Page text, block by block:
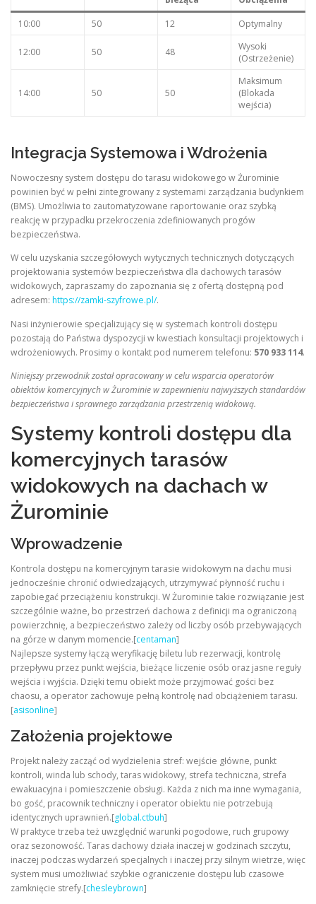
10:00
50 12 Optymalny
12:00 50 48
Wysoki
(Ostrzeżenie)
14:00 50 50
Maksimum
(Blokada
wejścia)
Integracja Systemowa i Wdrożenia
Nowoczesny system dostępu do tarasu widokowego w Żurominie
powinien być w pełni zintegrowany z systemami zarządzania budynkiem
(BMS). Umożliwia to zautomatyzowane raportowanie oraz szybką
reakcję w przypadku przekroczenia zdefiniowanych progów
bezpieczeństwa.
W celu uzyskania szczegółowych wytycznych technicznych dotyczących
projektowania systemów bezpieczeństwa dla dachowych tarasów
widokowych, zapraszamy do zapoznania się z ofertą dostępną pod
adresem: https://zamki-szyfrowe.pl/.
Nasi inżynierowie specjalizujący się w systemach kontroli dostępu
pozostają do Państwa dyspozycji w kwestiach konsultacji projektowych i
wdrożeniowych. Prosimy o kontakt pod numerem telefonu: 570 933 114.
Niniejszy przewodnik został opracowany w celu wsparcia operatorów
obiektów komercyjnych w Żurominie w zapewnieniu najwyższych standardów
bezpieczeństwa i sprawnego zarządzania przestrzenią widokową.
Systemy kontroli dostępu dla
komercyjnych tarasów
widokowych na dachach w
Żurominie
Wprowadzenie
Kontrola dostępu na komercyjnym tarasie widokowym na dachu musi
jednocześnie chronić odwiedzających, utrzymywać płynność ruchu i
zapobiegać przeciążeniu konstrukcji. W Żurominie takie rozwiązanie jest
szczególnie ważne, bo przestrzeń dachowa z definicji ma ograniczoną
powierzchnię, a bezpieczeństwo zależy od liczby osób przebywających
na górze w danym momencie.[centaman]
Najlepsze systemy łączą weryfikację biletu lub rezerwacji, kontrolę
przepływu przez punkt wejścia, bieżące liczenie osób oraz jasne reguły
wejścia i wyjścia. Dzięki temu obiekt może przyjmować gości bez
chaosu, a operator zachowuje pełną kontrolę nad obciążeniem tarasu.
[asisonline]
Założenia projektowe
Projekt należy zacząć od wydzielenia stref: wejście główne, punkt
kontroli, winda lub schody, taras widokowy, strefa techniczna, strefa
ewakuacyjna i pomieszczenie obsługi. Każda z nich ma inne wymagania,
bo gość, pracownik techniczny i operator obiektu nie potrzebują
identycznych uprawnień.[global.ctbuh]
W praktyce trzeba też uwzględnić warunki pogodowe, ruch grupowy
oraz sezonowość. Taras dachowy działa inaczej w godzinach szczytu,
inaczej podczas wydarzeń specjalnych i inaczej przy silnym wietrze, więc
system musi umożliwiać szybkie ograniczenie dostępu lub czasowe
zamknięcie strefy.[chesleybrown]